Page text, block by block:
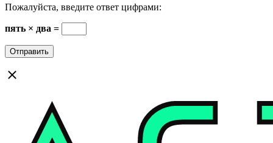
Пожалуйста, введите ответ цифрами:
пять × два =